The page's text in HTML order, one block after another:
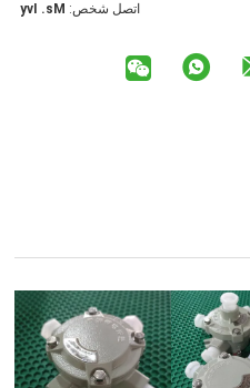
اتصل شخص: Ms. Ivy